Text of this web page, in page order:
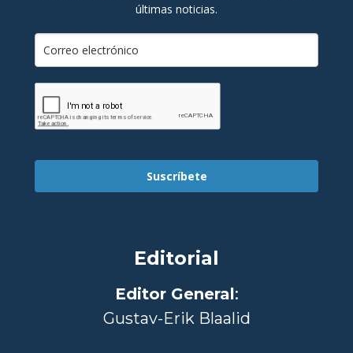
últimas noticias.
Suscríbete
Editorial
Editor General:
Gustav-Erik Blaalid